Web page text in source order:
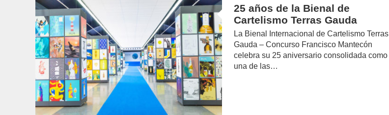
25 años de la Bienal de
Cartelismo Terras Gauda
La Bienal Internacional de Cartelismo Terras
Gauda – Concurso Francisco Mantecón
celebra su 25 aniversario consolidada como
una de las…